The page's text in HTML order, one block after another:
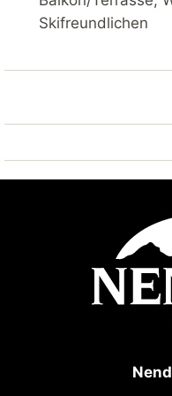
15 km. Bekannte
Bisse du Milieu 50 m,
Skifreundlichen